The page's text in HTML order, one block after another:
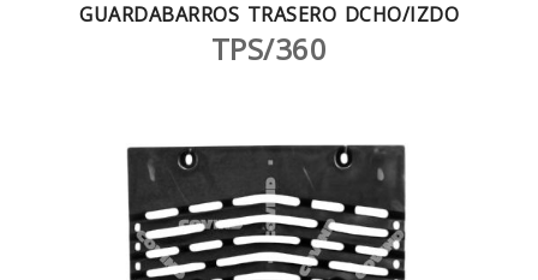
GUARDABARROS TRASERO DCHO/IZDO
TPS/360